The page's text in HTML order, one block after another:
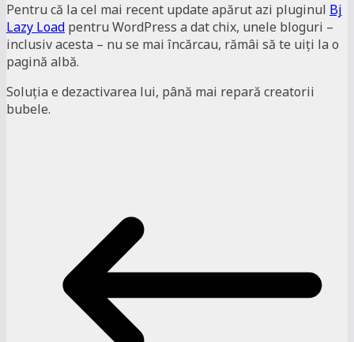
Pentru că la cel mai recent update apărut azi pluginul Bj
Lazy Load pentru WordPress a dat chix, unele bloguri –
inclusiv acesta – nu se mai încărcau, rămâi să te uiți la o
pagină albă.
Soluția e dezactivarea lui, până mai repară creatorii
bubele.